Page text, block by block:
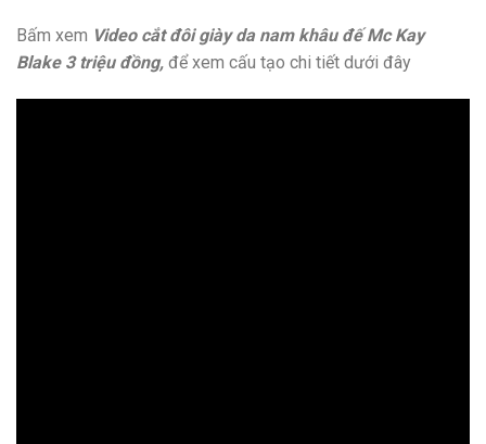
Bấm xem Video cắt đôi giày da nam khâu đế Mc Kay
Blake 3 triệu đồng, để xem cấu tạo chi tiết dưới đây